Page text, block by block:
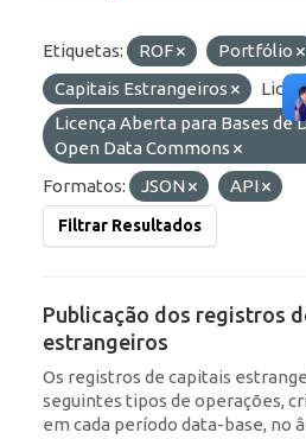
Etiquetas: ROF Portfólio
Capitais Estrangeiros
Licença Aberta para Bases de
Open Data Commons
Formatos:
JSON API
Filtrar Resultados
Publicação dos registros
estrangeiros
Os registros de capitais
seguintes tipos de operações,
em cada período data-base, no